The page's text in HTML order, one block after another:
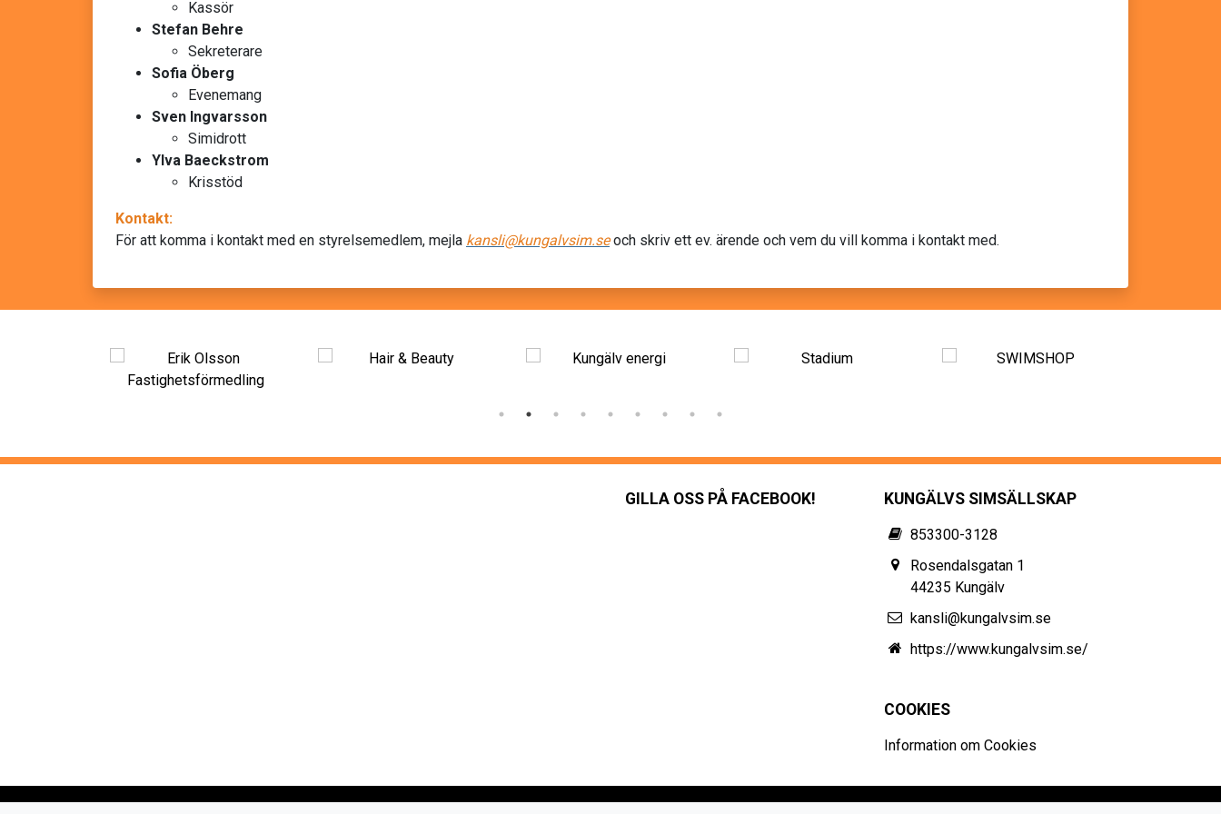
Kassör
Stefan Behre
Sekreterare
Sofia Öberg
Evenemang
Sven Ingvarsson
Simidrott
Ylva Baeckstrom
Krisstöd
Kontakt:
För att komma i kontakt med en styrelsemedlem, mejla kansli@kungalvsim.seoch skriv ett ev. ärende och vem du vill komma i kontakt med.
GILLA OSS PÅ FACEBOOK! KUNGÄLVS SIMSÄLLSKAP
853300-3128
Rosendalsgatan 1
44235 Kungälv
kansli@kungalvsim.se
https://www.kungalvsim.se/
COOKIES
Information om Cookies